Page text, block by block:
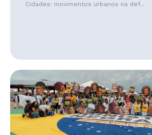
Cidades: movimentos urbanos na def...